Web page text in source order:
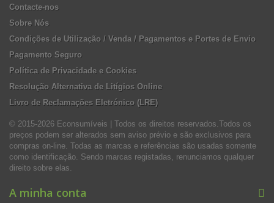
Contacte-nos
Sobre Nós
Condições de Utilização / Venda / Pagamentos e Portes de Envio
Pagamento Seguro
Política de Privacidade e Cookies
Resolução Alternativa de Litígios Online
Livro de Reclamações Eletrónico (LRE)
© 2015-2026 Econsumíveis | Todos os direitos reservados.Todos os
preços podem ser alterados sem aviso prévio e são exclusivos para
compras on-line. Todas as marcas e referências são usadas somente
como identificação. Sendo marcas registadas, renunciamos qualquer
direito sobre elas.
A minha conta